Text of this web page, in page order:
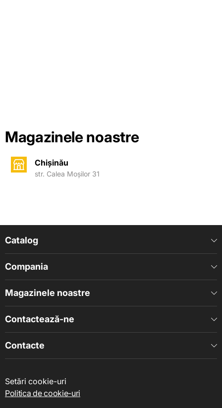
Magazinele noastre
Chișinău
str. Calea Moșilor 31
Catalog
Compania
Magazinele noastre
Contactează-ne
Contacte
Setări cookie-uri
Politica de cookie-uri